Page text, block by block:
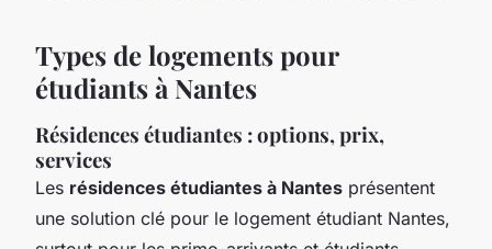
Types de logements pour
étudiants à Nantes
Résidences étudiantes : options, prix,
services
Les résidences étudiantes à Nantes présentent
une solution clé pour le logement étudiant Nantes,